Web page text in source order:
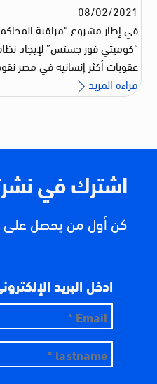
08/02/2021
في إطار مشروع “مراقبة
“كوميتي فور جستس” لإيجاد
عقوبات أكثر إنسانية في مصر
قراءة المزيد
اشترك في
كن أول من يحصل على
ادخل البريد